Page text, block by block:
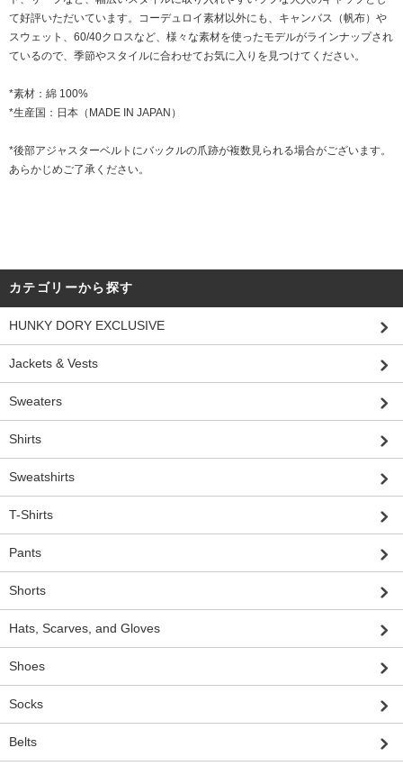
て好評いただいています。コーデュロイ素材以外にも、キャンバス（帆布）や
スウェット、60/40クロスなど、様々な素材を使ったモデルがラインナップされ
ているので、季節やスタイルに合わせてお気に入りを見つけてください。
*素材：綿 100%
*生産国：日本（MADE IN JAPAN）
*後部アジャスターベルトにバックルの爪跡が複数見られる場合がございます。
あらかじめご了承ください。
カテゴリーから探す
HUNKY DORY EXCLUSIVE
Jackets & Vests
Sweaters
Shirts
Sweatshirts
T-Shirts
Pants
Shorts
Hats, Scarves, and Gloves
Shoes
Socks
Belts